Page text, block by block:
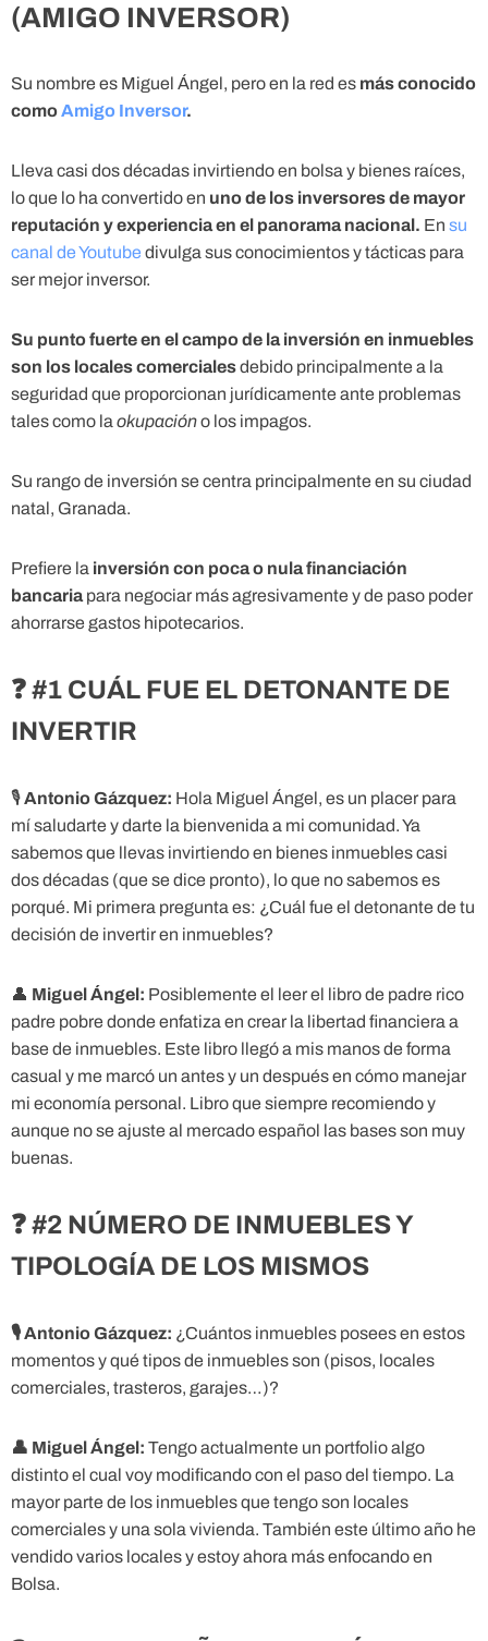
(AMIGO INVERSOR)
Su nombre es Miguel Ángel, pero en la red es más conocido
comoAmigo Inversor.
Lleva casi dos décadas invirtiendo en bolsa y bienes raíces,
lo que lo ha convertido en uno de los inversores de mayor
reputación y experiencia en el panorama nacional. En su
canal de Youtube divulga sus conocimientos y tácticas para
ser mejor inversor.
Su punto fuerte en el campo de la inversión en inmuebles
son los locales comercialesdebido principalmente a la
seguridad que proporcionan jurídicamente ante problemas
tales como la okupacióno los impagos.
Su rango de inversión se centra principalmente en su ciudad
natal, Granada.
Prefiere la inversión con poca o nula financiación
bancaria para negociar más agresivamente y de paso poder
ahorrarse gastos hipotecarios.
❓ #1 CUÁL FUE EL DETONANTE DE
INVERTIR
🎙Antonio Gázquez: Hola Miguel Ángel, es un placer para
mí saludarte y darte la bienvenida a mi comunidad. Ya
sabemos que llevas invirtiendo en bienes inmuebles casi
dos décadas (que se dice pronto), lo que no sabemos es
porqué. Mi primera pregunta es: ¿Cuál fue el detonante de tu
decisión de invertir en inmuebles?
👤 Miguel Ángel: Posiblemente el leer el libro de padre rico
padre pobre donde enfatiza en crear la libertad financiera a
base de inmuebles. Este libro llegó a mis manos de forma
casual y me marcó un antes y un después en cómo manejar
mi economía personal. Libro que siempre recomiendo y
aunque no se ajuste al mercado español las bases son muy
buenas.
❓ #2 NÚMERO DE INMUEBLES Y
TIPOLOGÍA DE LOS MISMOS
🎙Antonio Gázquez: ¿Cuántos inmuebles posees en estos
momentos y qué tipos de inmuebles son (pisos, locales
comerciales, trasteros, garajes…)?
👤 Miguel Ángel: Tengo actualmente un portfolio algo
distinto el cual voy modificando con el paso del tiempo. La
mayor parte de los inmuebles que tengo son locales
comerciales y una sola vivienda. También este último año he
vendido varios locales y estoy ahora más enfocando en
Bolsa.